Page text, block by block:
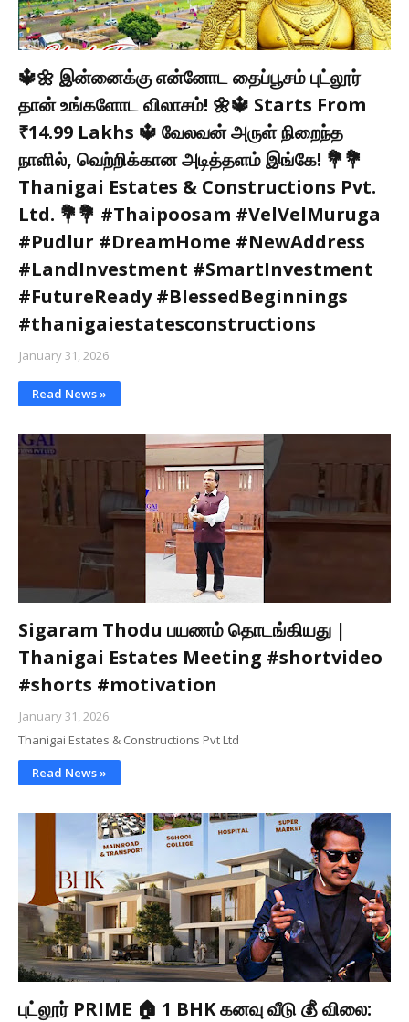
🔱🌼 இன்னைக்கு என்னோட தைப்பூசம் புட்லூர்
தான் உங்களோட விலாசம்! 🌼🔱 Starts From
₹14.99 Lakhs 🔱 வேலவன் அருள் நிறைந்த
நாளில், வெற்றிக்கான அடித்தளம் இங்கே! 💐💐
Thanigai Estates & Constructions Pvt.
Ltd. 💐💐 #Thaipoosam #VelVelMuruga
#Pudlur #DreamHome #NewAddress
#LandInvestment #SmartInvestment
#FutureReady #BlessedBeginnings
#thanigaiestatesconstructions
January 31, 2026
Read News »
Sigaram Thodu பயணம் தொடங்கியது |
Thanigai Estates Meeting #shortvideo
#shorts #motivation
January 31, 2026
Thanigai Estates & Constructions Pvt Ltd
Read News »
புட்லூர் PRIME 🏠 1 BHK கனவு வீடு 💰 விலை: